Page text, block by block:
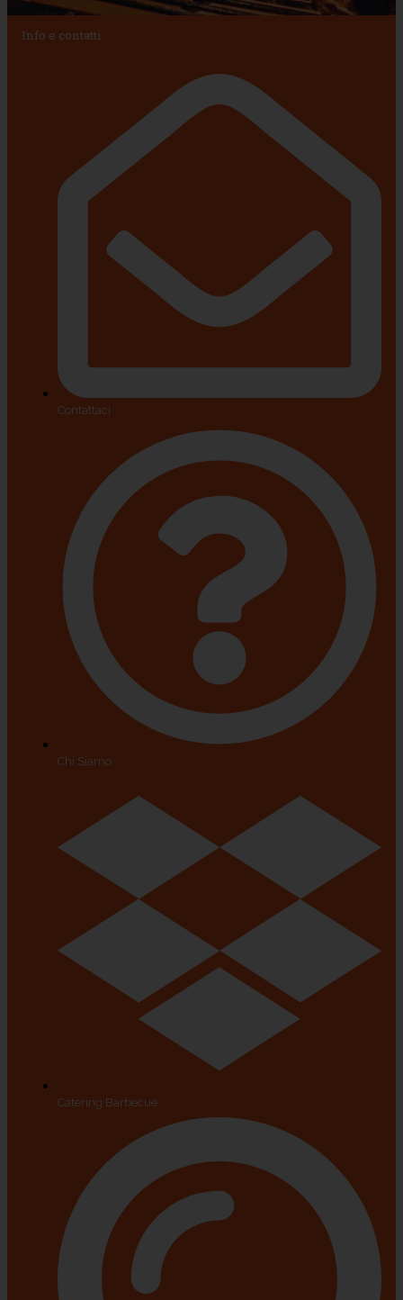
Info e contatti
Contattaci
Chi Siamo
Catering Barbecue